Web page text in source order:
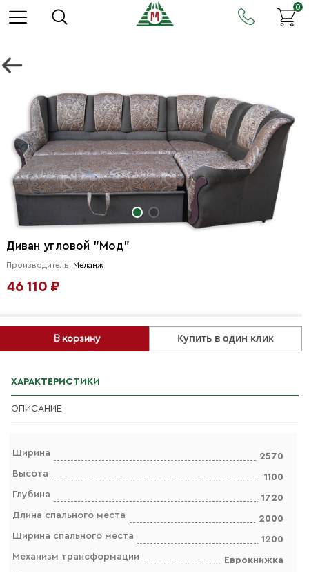
0
Диван угловой "Мод"
Производитель: Меланж
46 110 ₽
В корзину Купить в один клик
ХАРАКТЕРИСТИКИ
ОПИСАНИЕ
Ширина
2570
Высота
1100
Глубина
1720
Длина спального места
2000
Ширина спального места
1200
Механизм трансформации
Еврокнижка